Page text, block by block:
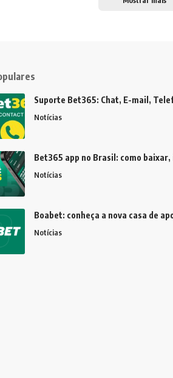
Suporte Bet365: Chat, E-mail,
Notícias
Bet365 app no Brasil: como
Notícias
Boabet: conheça a nova casa de
Notícias